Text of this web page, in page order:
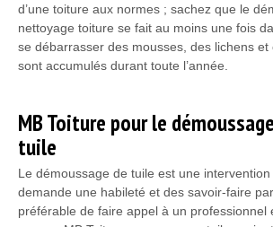
d’une toiture aux normes ; sachez que le
nettoyage toiture se fait au moins une fois
se débarrasser des mousses, des lichens et
sont accumulés durant toute l’année.
MB Toiture pour le
tuile
Le démoussage de tuile est une
demande une habileté et des savoir-faire
préférable de faire appel à un professionnel